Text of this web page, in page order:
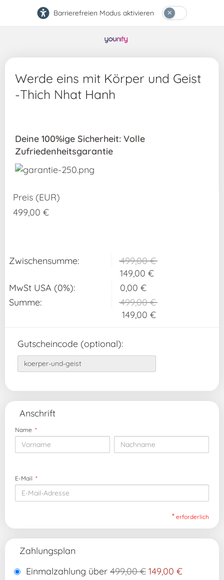
Barrierefreien Modus aktivieren
Werde eins mit Körper und Geist
-Thich Nhat Hanh
Deine 100%ige Sicherheit: Volle
Zufriedenheitsgarantie
499,00 €
Zwischensumme:
499,00 €
149,00 €
MwSt USA (0%):
0,00 €
Summe:
499,00 €
149,00 €
Gutscheincode (optional):
Anschrift
Name *
E-Mail *
* erforderlich
Zahlungsplan
Einmalzahlung über 499,00 € 149,00 €